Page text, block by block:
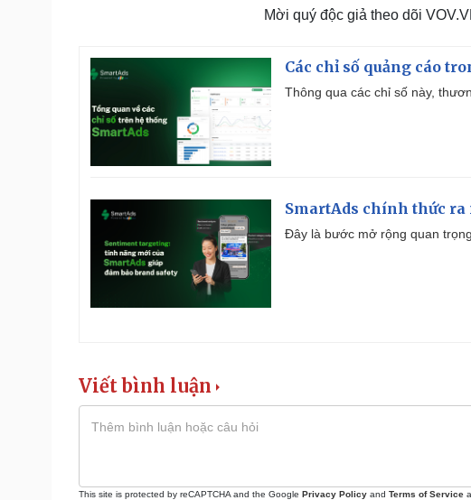
Mời quý độc giả theo dõi
Các chỉ số quảng cáo
Thông qua các chỉ số này,
SmartAds chính thức
Đây là bước mở rộng quan
Viết bình luận
This site is protected by reCAPTCHA and the Google Privacy Policy and Terms of Service